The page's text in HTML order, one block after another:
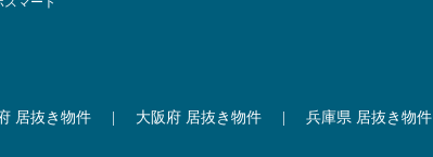
居抜き物件 大阪府 居抜き物件 兵庫県 居抜き物件